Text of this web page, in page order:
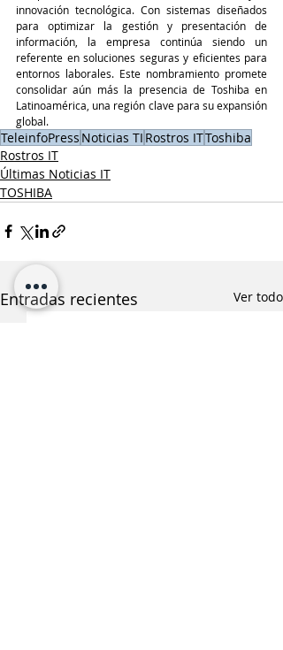
innovación tecnológica. Con sistemas diseñados
para optimizar la gestión y presentación de
información, la empresa continúa siendo un
referente en soluciones seguras y eficientes para
entornos laborales. Este nombramiento promete
consolidar aún más la presencia de Toshiba en
Latinoamérica, una región clave para su expansión
global.
TeleinfoPress Noticias TI Rostros ITToshiba
Rostros IT
Últimas Noticias IT
TOSHIBA
Entradas recientes Ver todo